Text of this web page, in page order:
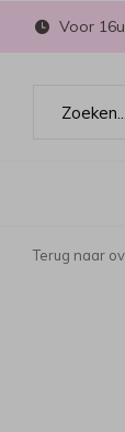
Voor
Terug naar